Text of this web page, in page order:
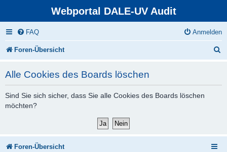
Webportal DALE-UV Audit
FAQ Anmelden
Foren-Übersicht
Alle Cookies des Boards löschen
Sind Sie sich sicher, dass Sie alle Cookies des Boards löschen
möchten?
Foren-Übersicht